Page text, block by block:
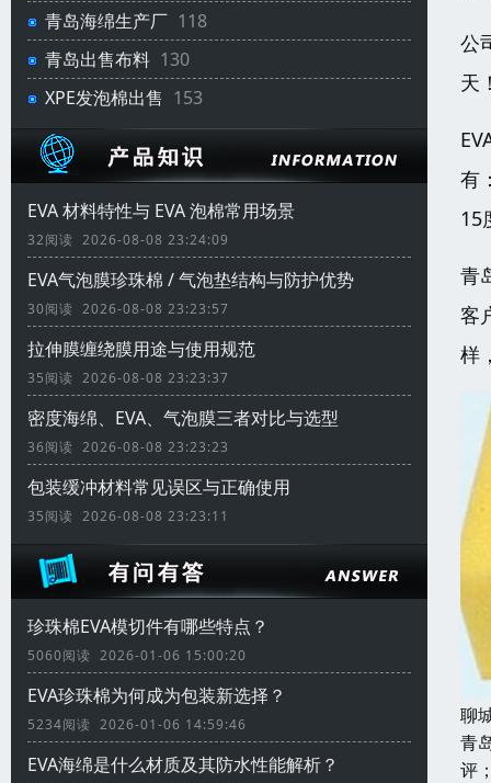
青岛海绵生产厂 118
青岛出售布料 130
XPE发泡棉出售 153
EVA 材料特性与 EVA 泡棉常用场景
32阅读 2026-08-08 23:24:09
EVA气泡膜珍珠棉 / 气泡垫结构与防护优势
30阅读 2026-08-08 23:23:57
拉伸膜缠绕膜用途与使用规范
35阅读 2026-08-08 23:23:37
密度海绵、EVA、气泡膜三者对比与选型
36阅读 2026-08-08 23:23:23
包装缓冲材料常见误区与正确使用
35阅读 2026-08-08 23:23:11
珍珠棉EVA模切件有哪些特点？
5060阅读 2026-01-06 15:00:20
EVA珍珠棉为何成为包装新选择？
5234阅读 2026-01-06 14:59:46
EVA海绵是什么材质及其防水性能解析？
公
天
有
15
青
客
样
聊
青
评